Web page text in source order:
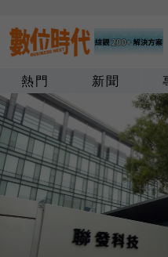
熱門 新聞